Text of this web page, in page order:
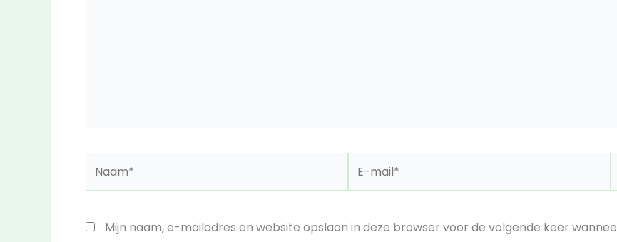
mail*
Mijn naam, e-mailadres en website opslaan in deze browser voor de volgende keer